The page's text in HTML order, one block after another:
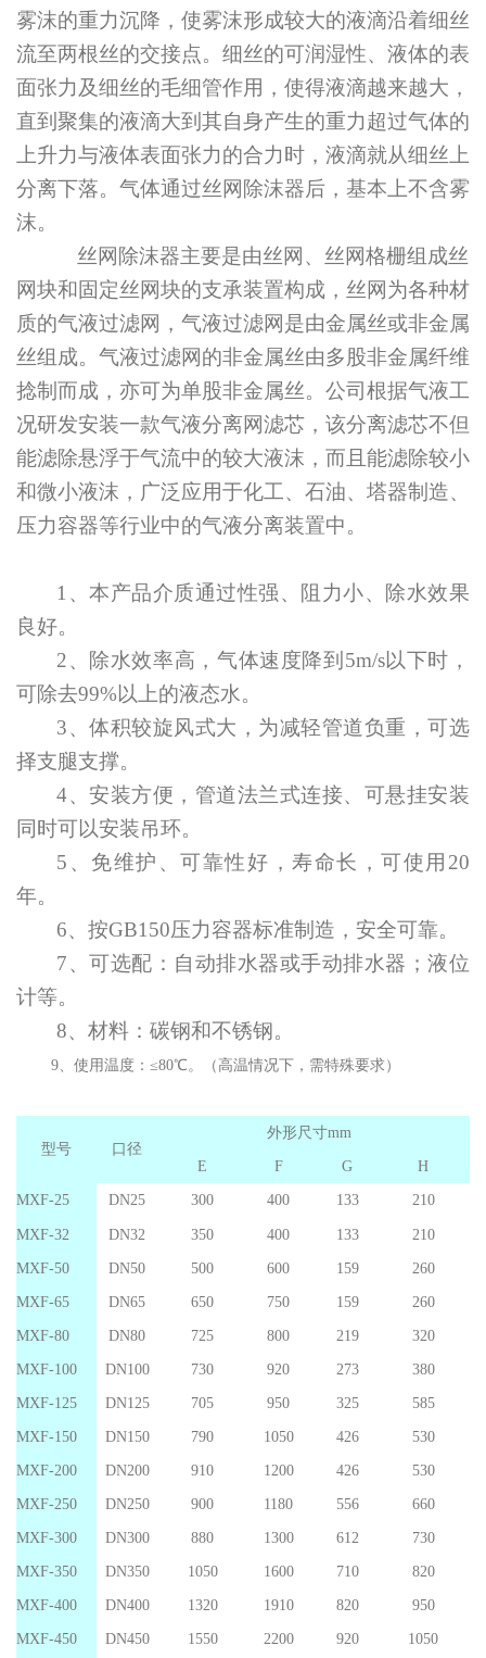
雾沫的重力沉降，使雾沫形成较大的液滴沿着细丝
流至两根丝的交接点。细丝的可润湿性、液体的表
面张力及细丝的毛细管作用，使得液滴越来越大，
直到聚集的液滴大到其自身产生的重力超过气体的
上升力与液体表面张力的合力时，液滴就从细丝上
分离下落。气体通过丝网除沫器后，基本上不含雾
沫。
丝网除沫器主要是由丝网、丝网格栅组成丝
网块和固定丝网块的支承装置构成，丝网为各种材
质的气液过滤网，气液过滤网是由金属丝或非金属
丝组成。气液过滤网的非金属丝由多股非金属纤维
捻制而成，亦可为单股非金属丝。 公司根据气液工
况研发安装一款气液分离网滤芯， 该分离滤芯不但
能滤除悬浮于气流中的较大液沫，而且能滤除较小
和微小液沫，广泛应用于化工、石油、塔器制造、
压力容器等行业中的气液分离装置中。
1、本产品介质通过性强、阻力小、 除水效果
良好。
2、 除水效率高 ，气体速度降到 5m/s以下时，
可除去99%以上的液态水。
3、体积较旋风式大，为减轻管道负重，可选
择支腿支撑。
4、安装方便，管道法兰式连接、可悬挂安装
同时可以安装吊环。
5、 免维护、可靠性好 ， 寿命长 ，可使用20
年。
6、 按GB150压力容器标准制造，安全可靠。
7、可选配：自动排水器或手动排水器；液位
计等。
8、 材料：碳钢和不锈钢。
9、 使用温度：≤80℃。（高温情况下，需特殊要求）
型号 口径
外形尺寸mm
E F G H
MXF-25 DN25 300 400 133 210
MXF-32 DN32 350 400 133 210
MXF-50 DN50 500 600 159 260
MXF-65 DN65 650 750 159 260
MXF-80 DN80 725 800 219 320
MXF-100 DN100 730 920 273 380
MXF-125 DN125 705 950 325 585
MXF-150 DN150 790 1050 426 530
MXF-200 DN200 910 1200 426 530
MXF-250 DN250 900 1180 556 660
MXF-300 DN300 880 1300 612 730
MXF-350 DN350 1050 1600 710 820
MXF-400 DN400 1320 1910 820 950
MXF-450 DN450 1550 2200 920 1050